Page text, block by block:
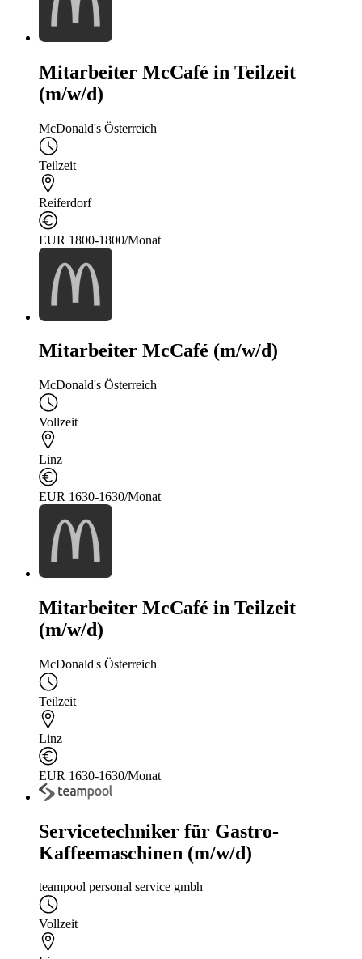
Mitarbeiter McCafé in Teilzeit
(m/w/d)
McDonald's Österreich
Teilzeit
Reiferdorf
EUR 1800-1800/Monat
Mitarbeiter McCafé (m/w/d)
McDonald's Österreich
Vollzeit
Linz
EUR 1630-1630/Monat
Mitarbeiter McCafé in Teilzeit
(m/w/d)
McDonald's Österreich
Teilzeit
Linz
EUR 1630-1630/Monat
Servicetechniker für Gastro-
Kaffeemaschinen (m/w/d)
teampool personal service gmbh
Vollzeit